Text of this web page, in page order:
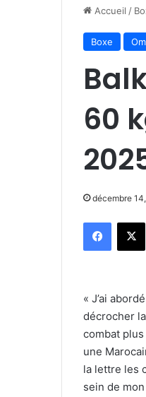
Accueil /
Boxe
60
décembre
X
« J’ai
décrocher
combat plus
une
la lettre les
sein de